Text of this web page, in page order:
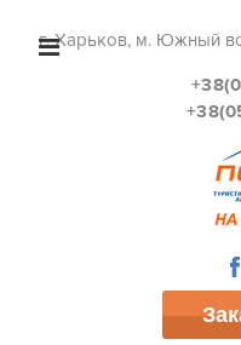
г. Харьков, м. Южный